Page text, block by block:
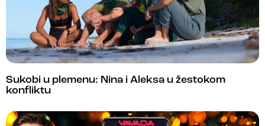
Sukobi u plemenu: Nina i Aleksa u žestokom
konfliktu